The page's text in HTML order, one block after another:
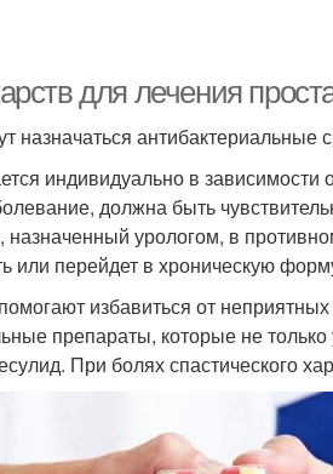
для лечения
назначаться
индивидуально в зависимости
должна быть
назначенный урологом, в
или перейдет в хроническую
избавиться от
препараты, которые не
При болях спастического